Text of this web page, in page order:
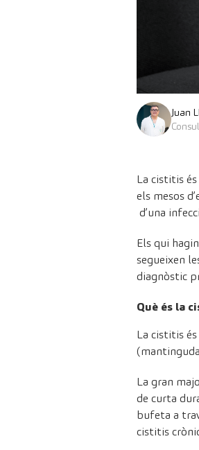
Juan
La cistitis
els mesos
d’una
Els qui
segueixen
diagnòstic
Què és la
La cistitis
La gran
de curta
bufeta a
cistitis